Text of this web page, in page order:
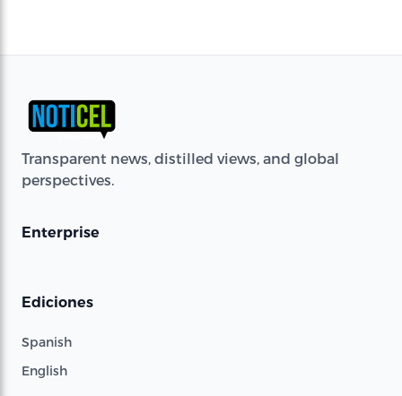
Transparent news, distilled views, and global
perspectives.
Enterprise
Ediciones
Spanish
English